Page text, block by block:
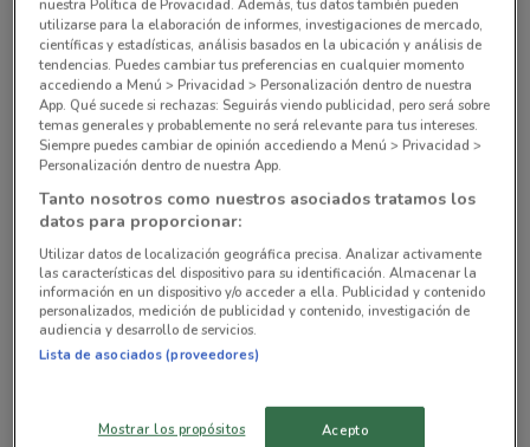
18.9 km
CERRADO
Independencia No. 66 Ciudad De México
22.1 km
ABIERTO
Av. Universidad No. 1000 Benito Juárez (cdmx)
22.5 km
Todas las tiendas Farmacias Médicor
Tiendas cercanas con ofertas vigentes
nuestra Política de Provacidad. Además, tus datos también pueden
utilizarse para la elaboración de informes, investigaciones de mercado,
científicas y estadísticas, análisis basados en la ubicación y análisis de
tendencias. Puedes cambiar tus preferencias en cualquier momento
accediendo a Menú > Privacidad > Personalización dentro de nuestra
App. Qué sucede si rechazas: Seguirás viendo publicidad, pero será sobre
temas generales y probablemente no será relevante para tus intereses.
Siempre puedes cambiar de opinión accediendo a Menú > Privacidad >
Personalización dentro de nuestra App.
Tanto nosotros como nuestros asociados tratamos los
datos para proporcionar:
Utilizar datos de localización geográfica precisa. Analizar activamente
las características del dispositivo para su identificación. Almacenar la
información en un dispositivo y/o acceder a ella. Publicidad y contenido
personalizados, medición de publicidad y contenido, investigación de
audiencia y desarrollo de servicios.
Lista de asociados (proveedores)
Mostrar los propósitos Acepto